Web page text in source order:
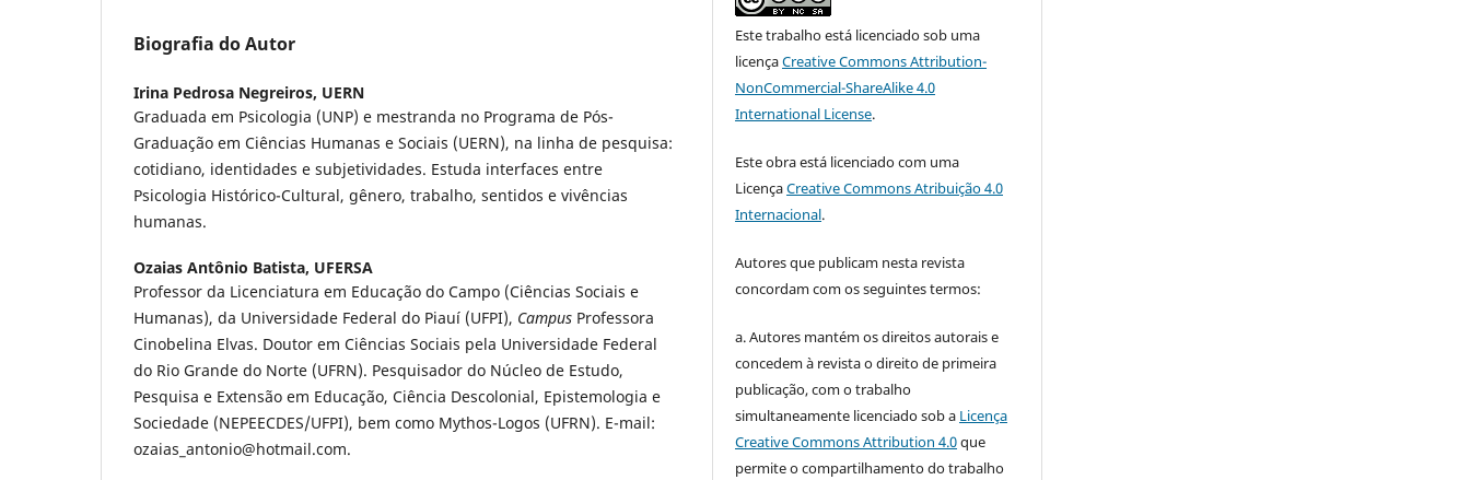
Biografia do Autor
Irina Pedrosa Negreiros, UERN
Graduada em Psicologia (UNP) e mestranda no Programa de Pós-
Graduação em Ciências Humanas e Sociais (UERN), na linha de pesquisa:
cotidiano, identidades e subjetividades. Estuda interfaces entre
Psicologia Histórico-Cultural, gênero, trabalho, sentidos e vivências
humanas.
Ozaias Antônio Batista, UFERSA
Professor da Licenciatura em Educação do Campo (Ciências Sociais e
Humanas), da Universidade Federal do Piauí (UFPI), Campus Professora
Cinobelina Elvas. Doutor em Ciências Sociais pela Universidade Federal
do Rio Grande do Norte (UFRN). Pesquisador do Núcleo de Estudo,
Pesquisa e Extensão em Educação, Ciência Descolonial, Epistemologia e
Sociedade (NEPEECDES/UFPI), bem como Mythos-Logos (UFRN). E-mail:
ozaias_antonio@hotmail.com.
Este trabalho está licenciado sob uma
licençaCreative Commons Attribution-
NonCommercial-ShareAlike 4.0
International License.
Este obra está licenciado com uma
LicençaCreative Commons Atribuição 4.0
Internacional.
Autores que publicam nesta revista
concordam com os seguintes termos:
a. Autores mantém os direitos autorais e
concedem à revista o direito de primeira
publicação, com o trabalho
simultaneamente licenciado sob a Licença
Creative Commons Attribution 4.0que
permite o compartilhamento do trabalho